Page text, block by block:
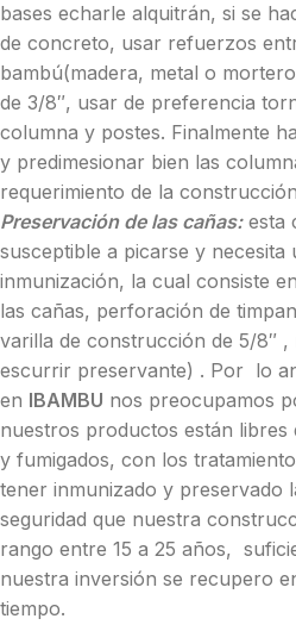
bases echarle alquitrán, si se
de concreto, usar refuerzos
bambú(madera, metal o
de 3/8″, usar de preferencia
columna y postes. Finalmente
y predimesionar bien las
requerimiento de la
Preservación de las cañas: esta
susceptible a picarse y necesita
inmunización, la cual consiste
las cañas, perforación de
varilla de construcción de 5/8″
escurrir preservante) . Por lo
en IBAMBU nos preocupamos
nuestros productos están libres
y fumigados, con los
tener inmunizado y preservado
seguridad que nuestra
rango entre 15 a 25 años,
nuestra inversión se recupero
tiempo.